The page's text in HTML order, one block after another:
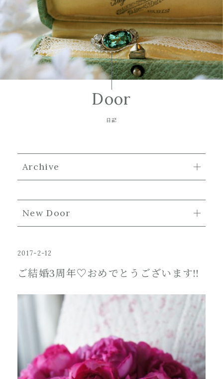
Door
日記
Archive
New Door
2017-2-12
ご結婚3周年♡おめでとうございます!!